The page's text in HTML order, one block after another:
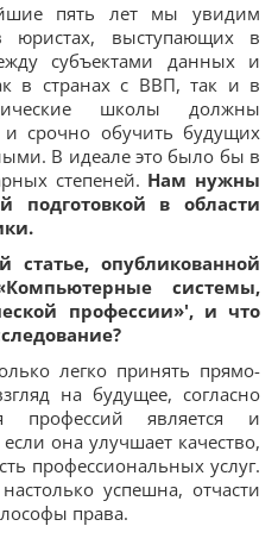
пять лет мы увидим
юристах, выступающих в
субъектами данных и
в странах с ВВП, так и в
школы должны
срочно обучить будущих
В идеале это было бы в
степеней. Нам нужны
в ​​области
статье, опубликованной
системы,
профессии»', и что
легко принять прямо-
на будущее, согласно
профессий является и
она улучшает качество,
профессиональных услуг.
успешна, отчасти
права.